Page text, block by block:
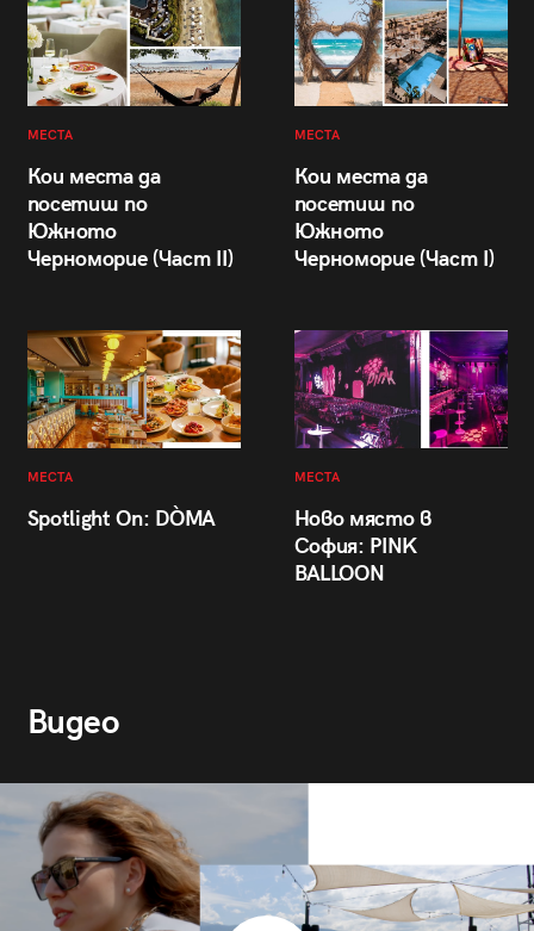
МЕСТА
Кои места да
посетиш по
Южното
Черноморие (Част II)
МЕСТА
Кои места да
посетиш по
Южното
Черноморие (Част I)
МЕСТА
Spotlight On: DÒMA
МЕСТА
Ново място в
София: PINK
BALLOON
Видео